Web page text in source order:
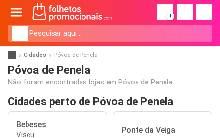
!
Cidades Póvoa de Penela
Póvoa de Penela
Não foram encontradas lojas em Póvoa de Penela.
Cidades perto de Póvoa de Penela
Bebeses
Viseu Ponte da Veiga